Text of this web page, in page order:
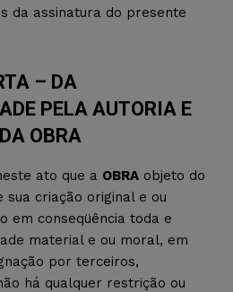
da assinatura do presente
– DA
PELA AUTORIA E
OBRA
ato que a OBRA objeto do
criação original e ou
em conseqüência toda e
material e ou moral, em
por terceiros,
há qualquer restrição ou